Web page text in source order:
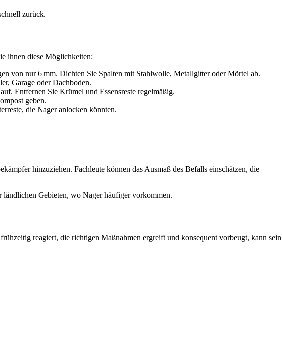
zurück.
ihnen diese Möglichkeiten:
von nur 6 mm. Dichten Sie Spalten mit Stahlwolle, Metallgitter oder Mörtel ab.
Garage oder Dachboden.
Entfernen Sie Krümel und Essensreste regelmäßig.
geben.
die Nager anlocken könnten.
hinzuziehen. Fachleute können das Ausmaß des Befalls einschätzen, die
ländlichen Gebieten, wo Nager häufiger vorkommen.
reagiert, die richtigen Maßnahmen ergreift und konsequent vorbeugt, kann sein